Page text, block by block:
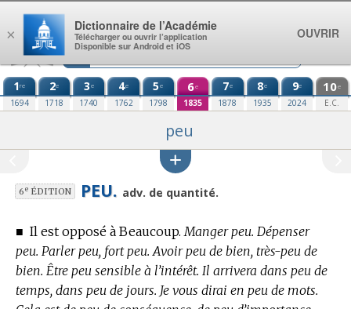
Aller au contenu
1re
1694
2e
1718
3e
1740
4e
1762
5e
1798
6e
1835
7e
1878
8e
1935
9e
2024
10e
E.C.
peu
6eÉDITION PEU. adv. de quantité.
■ Il est opposé à Beaucoup. Manger peu. Dépenser
peu. Parler peu, fort peu. Avoir peu de bien, très-peu de
bien. Être peu sensible à l’intérêt. Il arrivera dans peu de
temps, dans peu de jours. Je vous dirai en peu de mots.
×
Dictionnaire de l’Académie
Télécharger ou ouvrir l’application
Disponible sur Android et iOS
OUVRIR